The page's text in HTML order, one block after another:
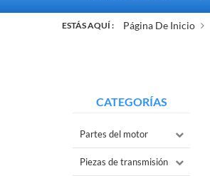
ESTÁS AQUÍ : Página De Inicio
CATEGORÍAS
Partes del motor
Piezas de transmisión